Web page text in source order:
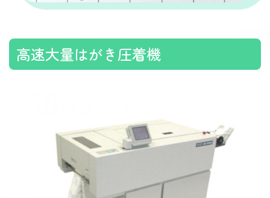
高速大量はがき圧着機